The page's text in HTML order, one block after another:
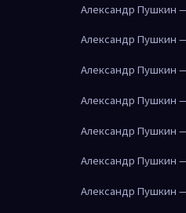
Александр Пушкин
Александр Пушкин
Александр Пушкин
Александр Пушкин
Александр Пушкин
Александр Пушкин
Александр Пушкин